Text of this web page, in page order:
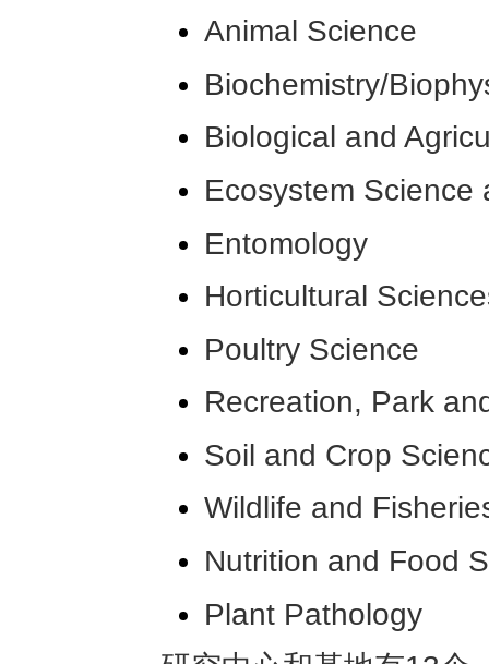
Animal Science
Biochemistry/
Biological and
Ecosystem Science
Entomology
Horticultural
Poultry Science
Recreation, Park
Soil and Crop
Wildlife and
Nutrition and Food
Plant Pathology